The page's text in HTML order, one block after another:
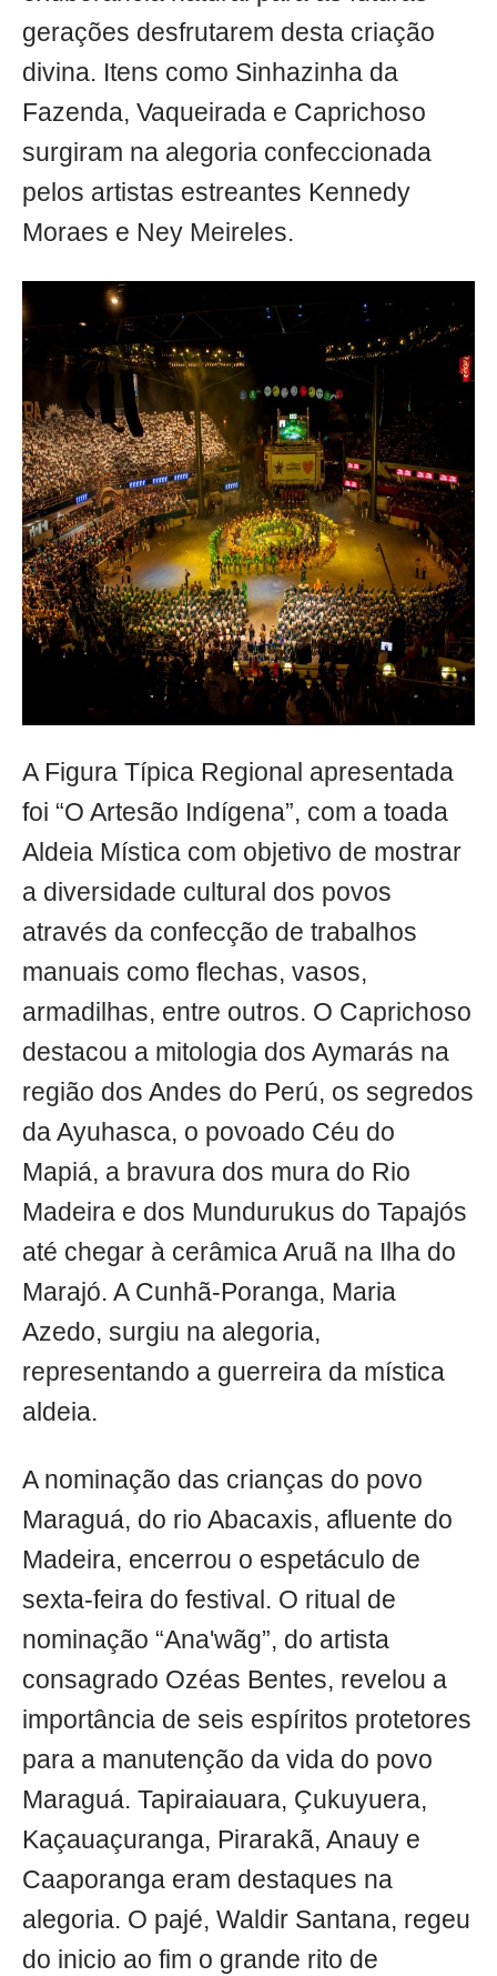
gerações desfrutarem desta criação
divina. Itens como Sinhazinha da
Fazenda, Vaqueirada e Caprichoso
surgiram na alegoria confeccionada
pelos artistas estreantes Kennedy
Moraes e Ney Meireles.
A Figura Típica Regional apresentada
foi “O Artesão Indígena”, com a toada
Aldeia Mística com objetivo de mostrar
a diversidade cultural dos povos
através da confecção de trabalhos
manuais como flechas, vasos,
armadilhas, entre outros. O Caprichoso
destacou a mitologia dos Aymarás na
região dos Andes do Perú, os segredos
da Ayuhasca, o povoado Céu do
Mapiá, a bravura dos mura do Rio
Madeira e dos Mundurukus do Tapajós
até chegar à cerâmica Aruã na Ilha do
Marajó. A Cunhã-Poranga, Maria
Azedo, surgiu na alegoria,
representando a guerreira da mística
aldeia.
A nominação das crianças do povo
Maraguá, do rio Abacaxis, afluente do
Madeira, encerrou o espetáculo de
sexta-feira do festival. O ritual de
nominação “Ana'wãg”, do artista
consagrado Ozéas Bentes, revelou a
importância de seis espíritos protetores
para a manutenção da vida do povo
Maraguá. Tapiraiauara, Çukuyuera,
Kaçauaçuranga, Pirarakã, Anauy e
Caaporanga eram destaques na
alegoria. O pajé, Waldir Santana, regeu
do inicio ao fim o grande rito de